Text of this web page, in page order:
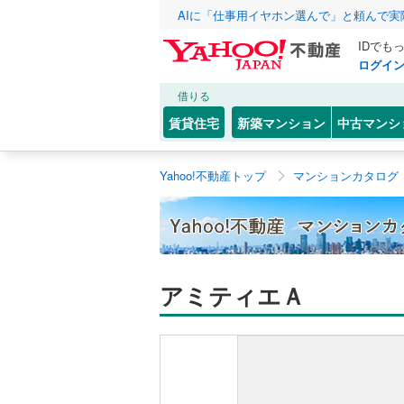
AIに「仕事用イヤホン選んで」と頼んで
IDでも
ログイン
借りる
賃貸住宅 新築マンション 中古マンシ
Yahoo!不動産トップ マンションカタログ
アミティエＡ